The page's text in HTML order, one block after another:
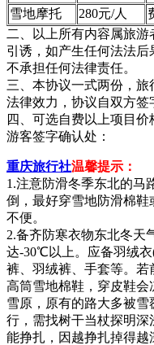
雪地摩托
280元/人
二、以上所有内容属旅
引诱，如产生任何法法
不承担任何法律责任。
三、本协议一式两份，
法律效力，协议自双方签
四、可选自费以上项目价
游客签字确认处：
重庆旅行社温馨提示：
1.注意防滑冬季东北的马
倒，最好穿雪地防滑棉
不便。
2.备齐防寒衣物东北冬
达-30℃以上。应备羽绒
裤、羽绒裤、手套等。
高筒雪地棉鞋，穿皮鞋
雪原，原有的路大多被
行，需找树干当杖探明
能挣扎，因越挣扎掉得越